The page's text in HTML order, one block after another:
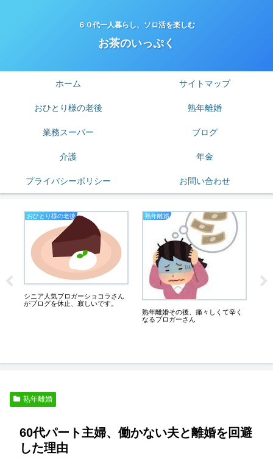
６０代一人暮らし、ソロ活を楽しむ
お茶のいっぷく
ホーム サイトマップ
おひとり様の老後 熟年離婚
業務スーパー ブログ
介護 年金
プライバシーポリシー お問い合わせ
おひとり様の老後
シニア人気ブロガーショコラさん
がブログを休止、寂しいです。
熟年離婚
熟年離婚その後、痛々しくて辛く
なるブロガーさん
奇
熟年離婚
60代パート主婦、働かない夫と離婚を回避
した理由